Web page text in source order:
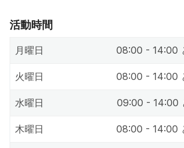
活動時間
月曜日 08:00 - 14:00
火曜日 08:00 - 14:00
水曜日 09:00 - 14:00
木曜日 08:00 - 14:00